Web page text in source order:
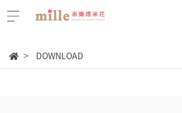
DOWNLOAD